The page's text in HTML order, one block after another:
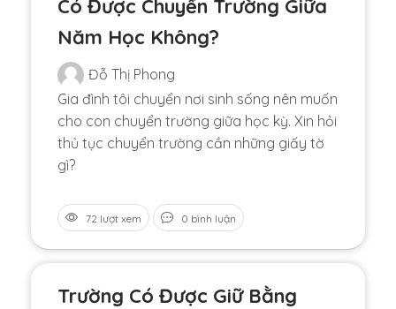
Có Được Chuyển Trường Giữa
Năm Học Không?
Đỗ Thị Phong
Gia đình tôi chuyển nơi sinh sống nên muốn
cho con chuyển trường giữa học kỳ. Xin hỏi
thủ tục chuyển trường cần những giấy tờ
gì?
72 lượt xem 0 bình luận
Trường Có Được Giữ Bằng